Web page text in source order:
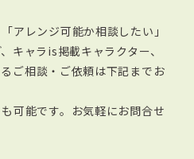
アレンジ可能か相談したい」
キャラis掲載キャラクター、
ご相談・ご依頼は下記までお
可能です。お気軽にお問合せ